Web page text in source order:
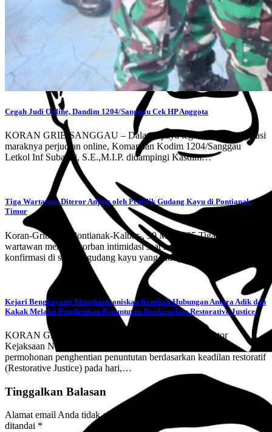
Cegah Judi Online, Dandim 1204/Sanggau Cek HP Anggota
KORAN GRIB,SANGGAU – Dalam upaya tegas untuk mengatasi
maraknya perjudian online, Komandan Kodim 1204/Sanggau
Letkol Inf Subandi, S.E.,M.I.P. didampingi Kasdim…
Tiga Wartawan Diteror Anjing oleh Pemilik Gudang Kayu di Pontianak
Timur
Koran-Grib.com-Pontianak-Kalbar-, 30 Mei 2025 Tiga orang
wartawan menjadi korban intimidasi saat hendak melakukan
konfirmasi di sebuah gudang kayu yang diduga…
Kejari Bengkayang Mengharmoniskan Kembali Hubungan Antara Adik dan
Kakak Melalui Penghentian Penuntutan Berdasarkan Restorative Justice
KORAN GRIB,Bengkayang,Kalbar-, Bertempat dikantor
Kejaksaan Negeri Bengkayang telah dilaksanakan Exspos
permohonan penghentian penuntutan berdasarkan keadilan restoratif
(Restorative Justice) pada hari,…
Tinggalkan Balasan
Alamat email Anda tidak akan dipublikasikan.
ditandai *